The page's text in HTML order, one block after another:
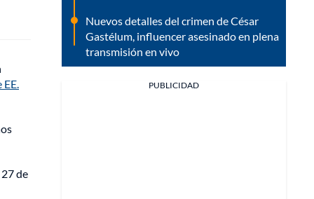
de
Nuevos detalles del crimen de César
Gastélum, influencer asesinado en plena
transmisión en vivo
PUBLICIDAD